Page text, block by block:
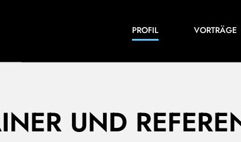
PROFIL VORTRÄGE
Veröffentlichungen, Videos und vieles mehr.
UND